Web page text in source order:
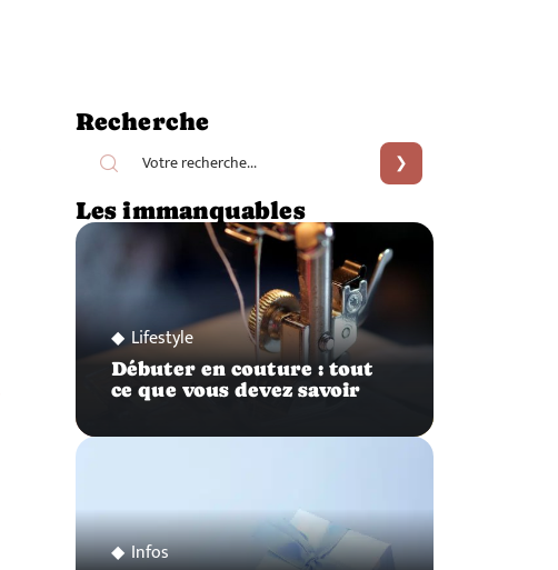
Recherche
Les immanquables
Lifestyle
Débuter en couture : tout
ce que vous devez savoir
Infos